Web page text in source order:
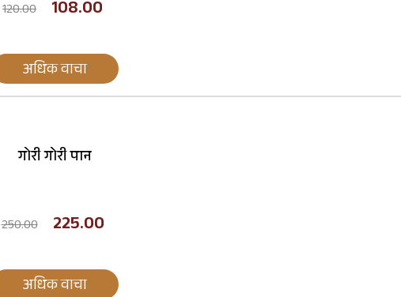
120.00 108.00
अधिक वाचा
गोरी गोरी पान
250.00 225.00
अधिक वाचा